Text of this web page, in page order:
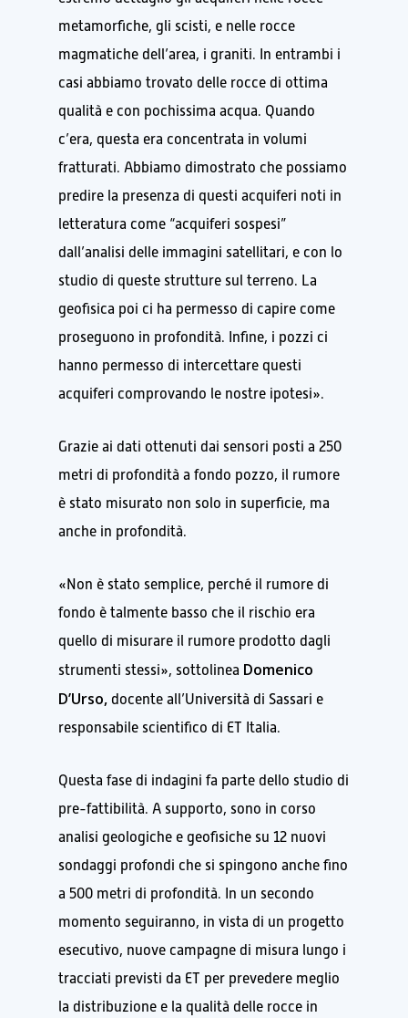
metamorfiche, gli scisti, e nelle rocce
magmatiche dell’area, i graniti. In entrambi i
casi abbiamo trovato delle rocce di ottima
qualità e con pochissima acqua. Quando
c’era, questa era concentrata in volumi
fratturati. Abbiamo dimostrato che possiamo
predire la presenza di questi acquiferi noti in
letteratura come “acquiferi sospesi”
dall’analisi delle immagini satellitari, e con lo
studio di queste strutture sul terreno. La
geofisica poi ci ha permesso di capire come
proseguono in profondità. Infine, i pozzi ci
hanno permesso di intercettare questi
acquiferi comprovando le nostre ipotesi».
Grazie ai dati ottenuti dai sensori posti a 250
metri di profondità a fondo pozzo, il rumore
è stato misurato non solo in superficie, ma
anche in profondità.
«Non è stato semplice, perché il rumore di
fondo è talmente basso che il rischio era
quello di misurare il rumore prodotto dagli
strumenti stessi», sottolinea Domenico
D’Urso, docente all’Università di Sassari e
responsabile scientifico di ET Italia.
Questa fase di indagini fa parte dello studio di
pre-fattibilità. A supporto, sono in corso
analisi geologiche e geofisiche su 12 nuovi
sondaggi profondi che si spingono anche fino
a 500 metri di profondità. In un secondo
momento seguiranno, in vista di un progetto
esecutivo, nuove campagne di misura lungo i
tracciati previsti da ET per prevedere meglio
la distribuzione e la qualità delle rocce in